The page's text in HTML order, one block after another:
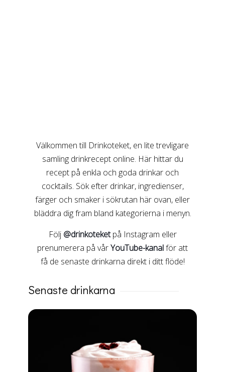
Välkommen till Drinkoteket, en lite trevligare
samling drinkrecept online. Här hittar du
recept på enkla och goda drinkar och
cocktails. Sök efter drinkar, ingredienser,
färger och smaker i sökrutan här ovan, eller
bläddra dig fram bland kategorierna i menyn.
Följ @drinkoteketpå Instagram eller
prenumerera på vårYouTube-kanalför att
få de senaste drinkarna direkt i ditt flöde!
Senaste drinkarna